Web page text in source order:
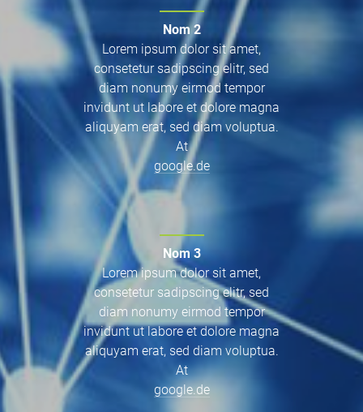
Nom 2
Lorem ipsum dolor sit amet,
consetetur sadipscing elitr, sed
diam nonumy eirmod tempor
invidunt ut labore et dolore magna
aliquyam erat, sed diam voluptua.
At
google.de
Nom 3
Lorem ipsum dolor sit amet,
consetetur sadipscing elitr, sed
diam nonumy eirmod tempor
invidunt ut labore et dolore magna
aliquyam erat, sed diam voluptua.
At
google.de